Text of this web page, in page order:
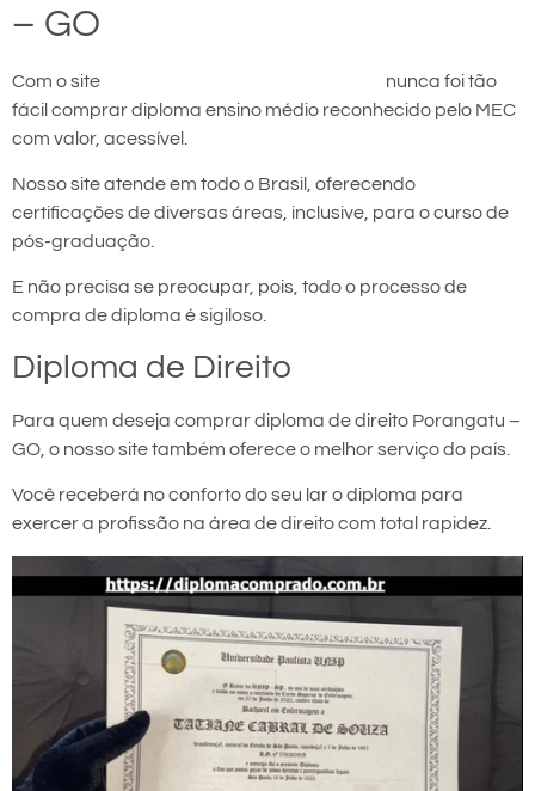
– GO
Com o site
nunca foi tão
fácil comprar diploma ensino médio reconhecido pelo MEC
com valor, acessível.
Nosso site atende em todo o Brasil, oferecendo
certificações de diversas áreas, inclusive, para o curso de
pós-graduação.
E não precisa se preocupar, pois, todo o processo de
compra de diploma é sigiloso.
Diploma de Direito
Para quem deseja comprar diploma de direito Porangatu –
GO, o nosso site também oferece o melhor serviço do país.
Você receberá no conforto do seu lar o diploma para
exercer a profissão na área de direito com total rapidez.